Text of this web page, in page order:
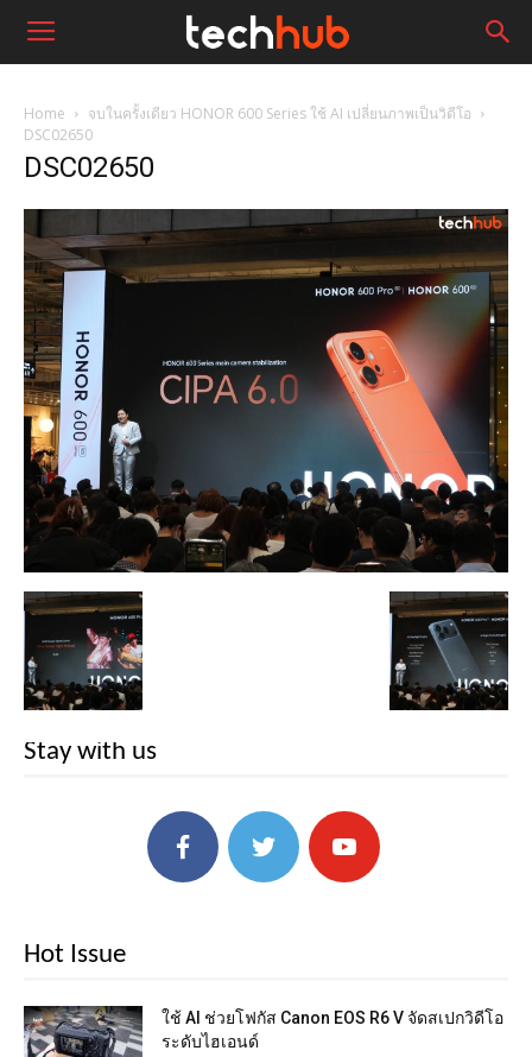
Home
จบในครั้งเดียว HONOR 600 Series ใช้ AI เปลี่ยนภาพเป็นวิดีโอ
DSC02650
DSC02650
Stay with us
Hot Issue
ใช้ AI ช่วยโฟกัส Canon EOS R6 V จัดสเปกวิดีโอ
ระดับไฮเอนด์